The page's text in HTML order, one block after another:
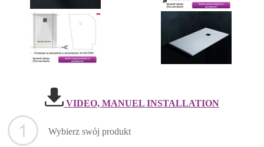
VIDEO, MANUEL INSTALLATION
Wybierz swój produkt